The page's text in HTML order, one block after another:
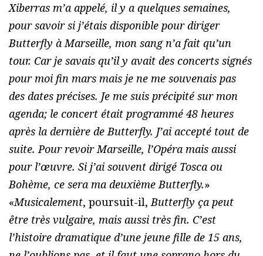
Xiberras m’a appelé, il y a quelques semaines,
pour savoir si j’étais disponible pour diriger
Butterfly à Marseille, mon sang n’a fait qu’un
tour. Car je savais qu’il y avait des concerts signés
pour moi fin mars mais je ne me souvenais pas
des dates précises. Je me suis précipité sur mon
agenda; le concert était programmé 48 heures
après la dernière de Butterfly. J’ai accepté tout de
suite. Pour revoir Marseille, l’Opéra mais aussi
pour l’œuvre. Si j’ai souvent dirigé Tosca ou
Bohème, ce sera ma deuxième Butterfly.»
«Musicalement, poursuit-il,Butterfly ça peut
être très vulgaire, mais aussi très fin. C’est
l’histoire dramatique d’une jeune fille de 15 ans,